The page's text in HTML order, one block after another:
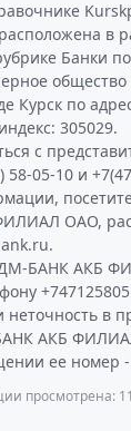
в
Банки
Курск по
305029.
с
58-05-10 и
ОАО,
БАНК АКБ
неточность в
АКБ
ее номер
просмотрена: